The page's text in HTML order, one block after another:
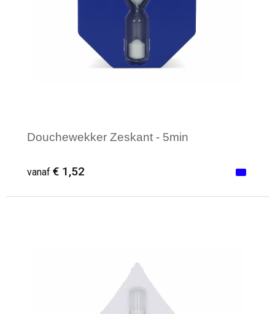
Douchewekker Zeskant - 5min
vanaf € 1,52